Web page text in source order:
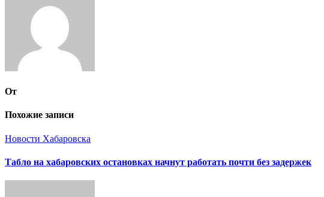
От
Похожие записи
Новости Хабаровска
Табло на хабаровских остановках начнут работать почти без задержек